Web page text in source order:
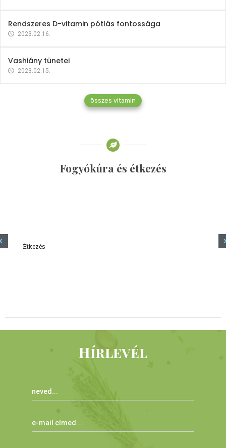
Rendszeres D-vitamin pótlás fontossága
2023.02.16.
Vashiány tünetei
2023.02.15.
összes vitamin
Fogyókúra és étkezés
Étkezés
Hírlevél